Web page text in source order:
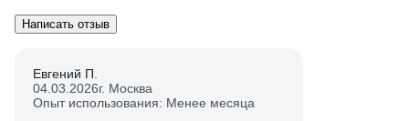
Написать отзыв
Евгений П.
04.03.2026г. Москва
Опыт использования: Менее месяца